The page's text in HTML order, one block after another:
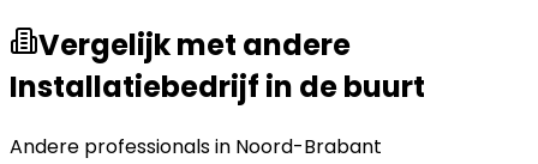
Vergelijk met andere
Installatiebedrijf in de buurt
Andere professionals in Noord-Brabant